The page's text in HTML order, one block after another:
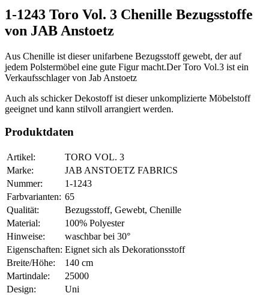
1-1243 Toro Vol. 3 Chenille Bezugsstoffe
von JAB Anstoetz
Aus Chenille ist dieser unifarbene Bezugsstoff gewebt, der auf
jedem Polstermöbel eine gute Figur macht.Der Toro Vol.3 ist ein
Verkaufsschlager von Jab Anstoetz
Auch als schicker Dekostoff ist dieser unkomplizierte Möbelstoff
geeignet und kann stilvoll arrangiert werden.
Produktdaten
Artikel:
TORO VOL. 3
Marke:
JAB ANSTOETZ FABRICS
Nummer:
1-1243
Farbvarianten: 65
Qualität:
Bezugsstoff, Gewebt, Chenille
Material:
100% Polyester
Hinweise:
waschbar bei 30°
Eigenschaften: Eignet sich als Dekorationsstoff
Breite/Höhe:
140 cm
Martindale:
25000
Design:
Uni